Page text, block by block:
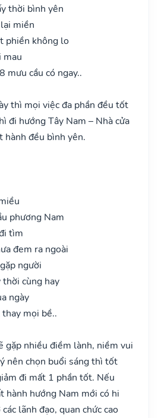
thời bình yên
miền
phiền không lo
mau
mưu cầu có ngay..
thì mọi việc đa phần đều tốt
đi hướng Tây Nam – Nhà cửa
hành đều bình yên.
phương Nam
tìm
đem ra ngoài
người
thời cùng hay
ngày
mọi bề..
gặp nhiều điềm lành, niềm vui
nên chọn buổi sáng thì tốt
đi mất 1 phần tốt. Nếu
hành hướng Nam mới có hi
lãnh đạo, quan chức cao